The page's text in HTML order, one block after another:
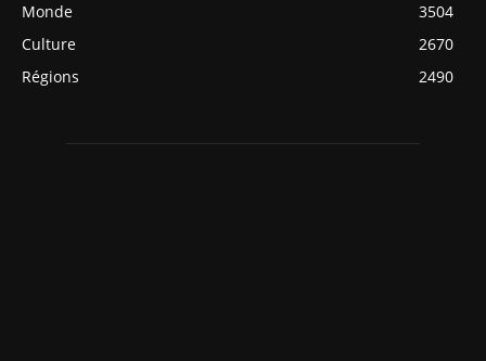
Monde
3504
Culture
2670
Régions
2490